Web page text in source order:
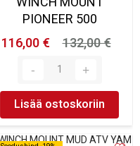
PIONEER 500
116,00 €
132,00 €
Lisää ostoskoriin